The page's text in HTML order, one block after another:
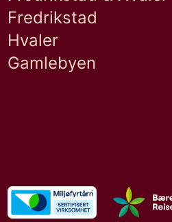
Fredrikstad
Hvaler
Gamlebyen